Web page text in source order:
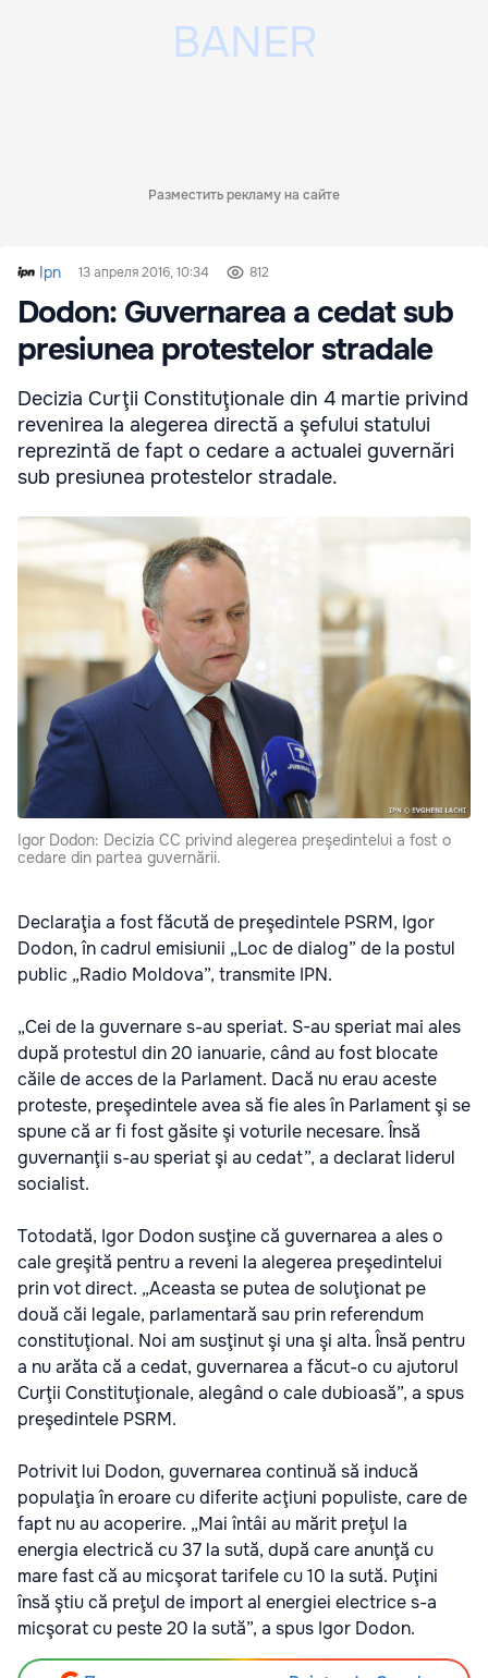
Разместить рекламу на сайте
Ipn 13 апреля 2016, 10:34 812
Dodon: Guvernarea a cedat sub
presiunea protestelor stradale
Decizia Curţii Constituţionale din 4 martie privind
revenirea la alegerea directă a şefului statului
reprezintă de fapt o cedare a actualei guvernări
sub presiunea protestelor stradale.
Igor Dodon: Decizia CC privind alegerea preşedintelui a fost o
cedare din partea guvernării.
Declaraţia a fost făcută de preşedintele PSRM, Igor
Dodon, în cadrul emisiunii „Loc de dialog” de la postul
public „Radio Moldova”, transmite IPN.
„Cei de la guvernare s-au speriat. S-au speriat mai ales
după protestul din 20 ianuarie, când au fost blocate
căile de acces de la Parlament. Dacă nu erau aceste
proteste, preşedintele avea să fie ales în Parlament şi se
spune că ar fi fost găsite şi voturile necesare. Însă
guvernanţii s-au speriat şi au cedat”, a declarat liderul
socialist.
Totodată, Igor Dodon susţine că guvernarea a ales o
cale greşită pentru a reveni la alegerea preşedintelui
prin vot direct. „Aceasta se putea de soluţionat pe
două căi legale, parlamentară sau prin referendum
constituţional. Noi am susţinut şi una şi alta. Însă pentru
a nu arăta că a cedat, guvernarea a făcut-o cu ajutorul
Curţii Constituţionale, alegând o cale dubioasă”, a spus
preşedintele PSRM.
Potrivit lui Dodon, guvernarea continuă să inducă
populaţia în eroare cu diferite acţiuni populiste, care de
fapt nu au acoperire. „Mai întâi au mărit preţul la
energia electrică cu 37 la sută, după care anunţă cu
mare fast că au micşorat tarifele cu 10 la sută. Puţini
însă ştiu că preţul de import al energiei electrice s-a
micşorat cu peste 20 la sută”, a spus Igor Dodon.